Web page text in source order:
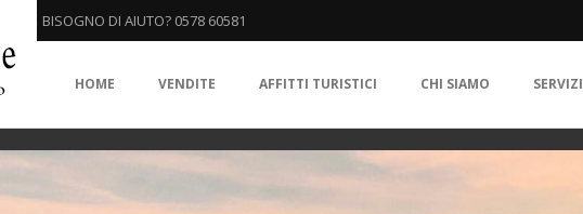
BISOGNO DI AIUTO? 0578 60581
HOME VENDITE AFFITTI TURISTICI CHI SIAMO SERVIZI